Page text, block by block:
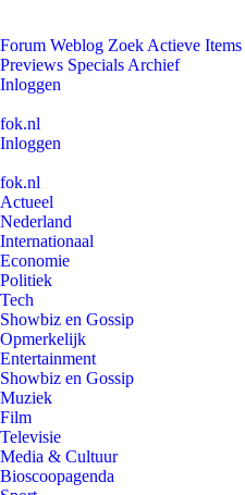
Forum Weblog Zoek Actieve Items
Previews Specials Archief
Inloggen
fok.nl
Inloggen
fok.nl
Actueel
Nederland
Internationaal
Economie
Politiek
Tech
Showbiz en Gossip
Opmerkelijk
Entertainment
Showbiz en Gossip
Muziek
Film
Televisie
Media & Cultuur
Bioscoopagenda